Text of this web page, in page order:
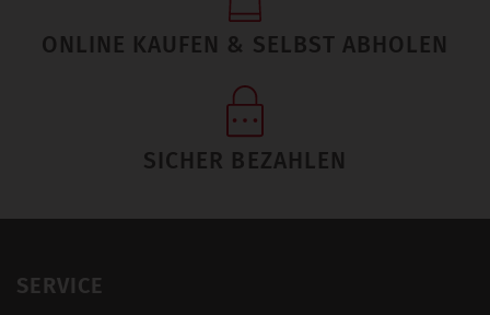
ONLINE KAUFEN & SELBST ABHOLEN
SICHER BEZAHLEN
SERVICE